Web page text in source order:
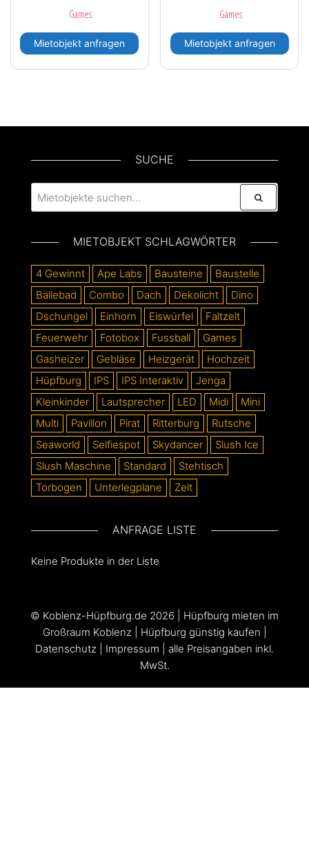
Games
Mietobjekt anfragen
Games
Mietobjekt anfragen
SUCHE
MIETOBJEKT SCHLAGWÖRTER
4 Gewinnt Ape Labs Bausteine
Baustelle
Bällebad
Combo Dach Dekolicht
Dino
Dschungel
Einhorn Eiswürfel
Faltzelt
Feuerwehr
Fotobox Fussball
Games
Gasheizer
Gebläse Heizgerät
Hochzeit
Hüpfburg
IPS IPS Interaktiv
Jenga
Kleinkinder
Lautsprecher LED Midi
Mini
Multi
Pavillon Pirat Ritterburg
Rutsche
Seaworld
Selfiespot Skydancer
Slush Ice
Slush Maschine
Standard
Stehtisch
Torbogen
Unterlegplane Zelt
ANFRAGE LISTE
Keine Produkte in der Liste
© Koblenz-Hüpfburg.de 2026 | Hüpfburg mieten im
Großraum Koblenz| Hüpfburg günstig kaufen
Datenschutz
Impressum | alle Preisangaben inkl.
MwSt.